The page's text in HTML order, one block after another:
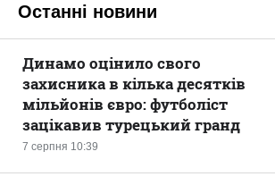
Останні новини
7 серпня 10:39
Динамо оцінило свого
захисника в кілька десятків
мільйонів євро: футболіст
зацікавив турецький гранд